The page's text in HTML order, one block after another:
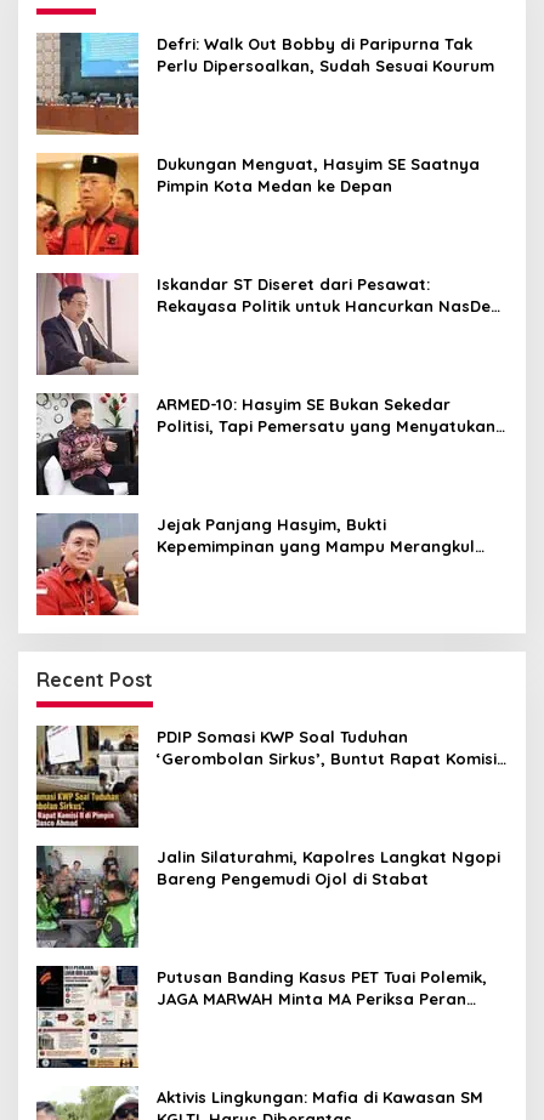
Defri: Walk Out Bobby di Paripurna Tak
Perlu Dipersoalkan, Sudah Sesuai Kourum
Dukungan Menguat, Hasyim SE Saatnya
Pimpin Kota Medan ke Depan
Iskandar ST Diseret dari Pesawat:
Rekayasa Politik untuk Hancurkan NasDem
ARMED-10: Hasyim SE Bukan Sekedar
Politisi, Tapi Pemersatu yang Menyatukan
Jejak Panjang Hasyim, Bukti
Kepemimpinan yang Mampu Merangkul
Recent Post
PDIP Somasi KWP Soal Tuduhan
‘Gerombolan Sirkus’, Buntut Rapat Komisi
Jalin Silaturahmi, Kapolres Langkat Ngopi
Bareng Pengemudi Ojol di Stabat
Putusan Banding Kasus PET Tuai Polemik,
JAGA MARWAH Minta MA Periksa Peran
Aktivis Lingkungan: Mafia di Kawasan SM